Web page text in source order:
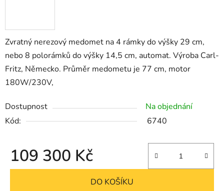
Zvratný nerezový medomet na 4 rámky do výšky 29 cm,
nebo 8 polorámků do výšky 14,5 cm, automat. Výroba Carl-
Fritz, Německo. Průměr medometu je 77 cm, motor
180W/230V,
Dostupnost
Na objednání
Kód:
6740
109 300 Kč
Měrná cena:
DO KOŠÍKU